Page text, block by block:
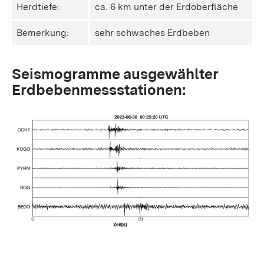
Herdtiefe: ca. 6 km unter der Erdoberfläche
Bemerkung: sehr schwaches Erdbeben
Seismogramme ausgewählter
Erdbebenmessstationen: